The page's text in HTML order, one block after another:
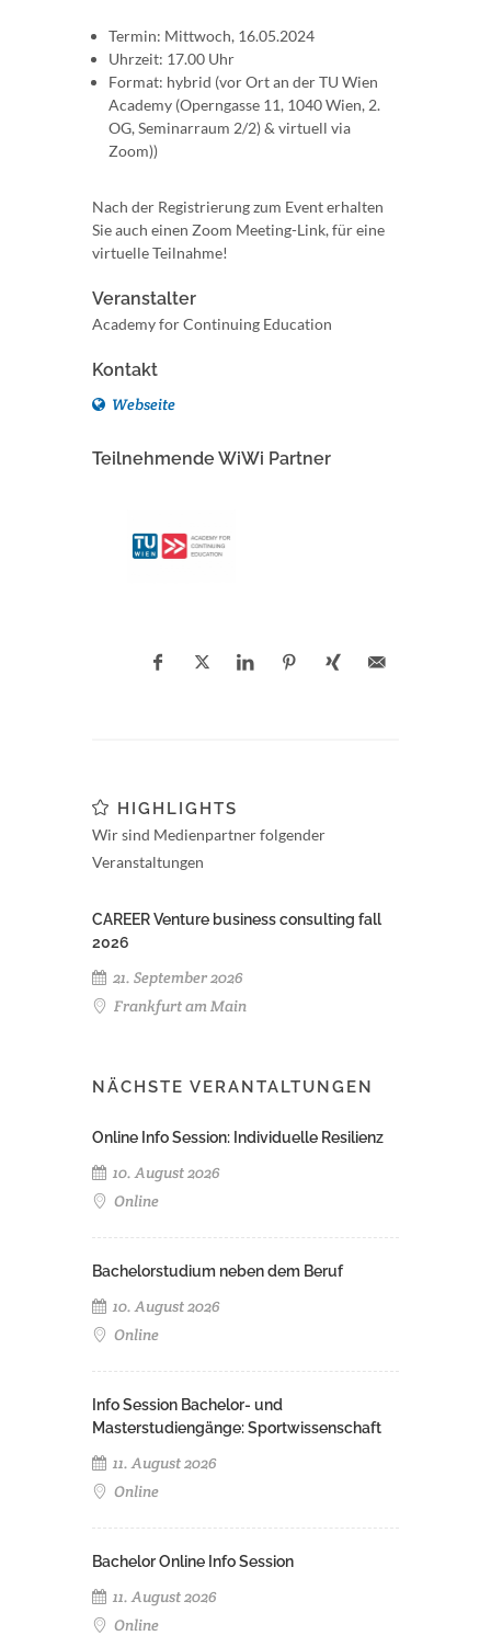
Termin: Mittwoch, 16.05.2024
Uhrzeit: 17.00 Uhr
Format: hybrid (vor Ort an der TU Wien
Academy (Operngasse 11, 1040 Wien, 2.
OG, Seminarraum 2/2) & virtuell via
Zoom))
Nach der Registrierung zum Event erhalten
Sie auch einen Zoom Meeting-Link, für eine
virtuelle Teilnahme!
Veranstalter
Academy for Continuing Education
Kontakt
Webseite
Teilnehmende WiWi Partner
HIGHLIGHTS
Wir sind Medienpartner folgender
Veranstaltungen
CAREER Venture business consulting fall
2026
21. September 2026
Frankfurt am Main
NÄCHSTE VERANTALTUNGEN
Online Info Session: Individuelle Resilienz
10. August 2026
Online
Bachelorstudium neben dem Beruf
10. August 2026
Online
Info Session Bachelor- und
Masterstudiengänge: Sportwissenschaft
11. August 2026
Online
Bachelor Online Info Session
11. August 2026
Online